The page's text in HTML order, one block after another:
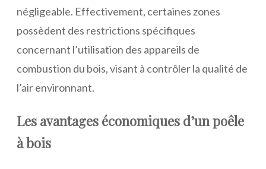
négligeable. Effectivement, certaines zones
possèdent des restrictions spécifiques
concernant l’utilisation des appareils de
combustion du bois, visant à contrôler la qualité de
l’air environnant.
Les avantages économiques d’un poêle
à bois